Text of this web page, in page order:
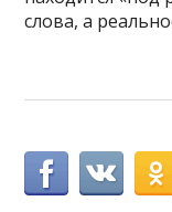
слова, а